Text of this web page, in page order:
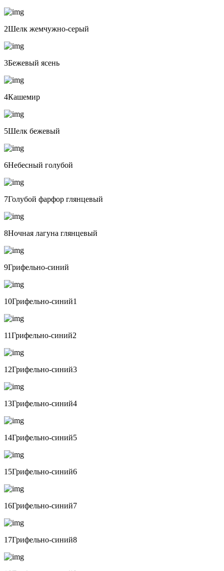
2Шелк жемчужно-серый
3Бежевый ясень
4Кашемир
5Шелк бежевый
6Небесный голубой
7Голубой фарфор глянцевый
8Ночная лагуна глянцевый
9Грифельно-синий
10Грифельно-синий1
11Грифельно-синий2
12Грифельно-синий3
13Грифельно-синий4
14Грифельно-синий5
15Грифельно-синий6
16Грифельно-синий7
17Грифельно-синий8